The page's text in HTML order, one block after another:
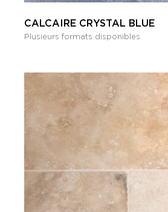
CALCAIRE CRYSTAL BLUE
Plusieurs formats disponibles